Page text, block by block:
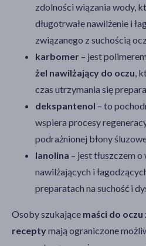
zdolności wiązania wody,
długotrwałe nawilżenie i
związanego z suchością
karbomer – jest
żel nawilżający do oczu,
czas utrzymania się
dekspantenol – to
wspiera procesy
podrażnionej błony
lanolina – jest tłuszczem
nawilżających i
preparatach na suchość i
Osoby szukające maści do
receptymają ograniczone